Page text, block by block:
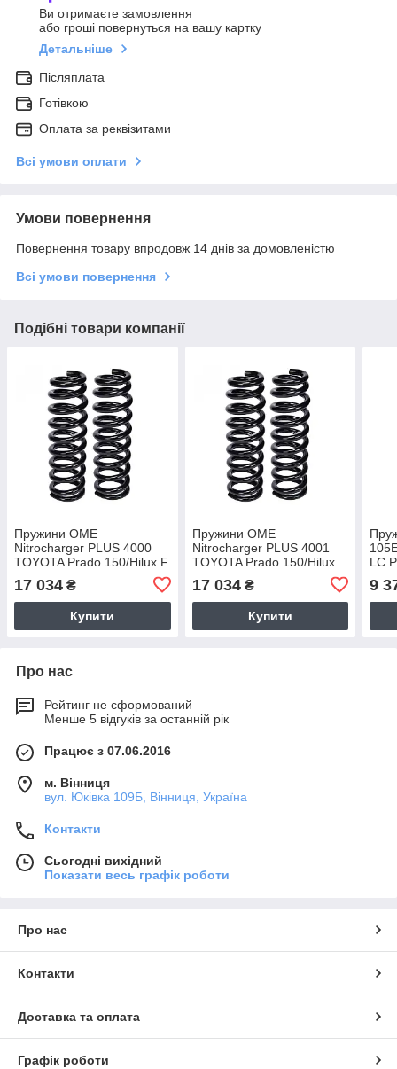
Ви отримаєте замовлення
або гроші повернуться на вашу картку
Детальніше
Післяплата
Готівкою
Оплата за реквізитами
Всі умови оплати
Умови повернення
Повернення товару впродовж 14 днів за домовленістю
Всі умови повернення
Подібні товари компанії
Пружини OME
Nitrocharger PLUS 4000
TOYOTA Prado 150/Hilux F
17 034 ₴
Купити
Пружини OME
Nitrocharger PLUS 4001
TOYOTA Prado 150/Hilux
17 034₴
Купити
LC
9
Про нас
Рейтинг не сформований
Менше 5 відгуків за останній рік
Працює з 07.06.2016
м. Вінниця
вул. Юківка 109Б, Вінниця, Україна
Контакти
Сьогодні вихідний
Показати весь графік роботи
Про нас
Контакти
Доставка та оплата
Графік роботи